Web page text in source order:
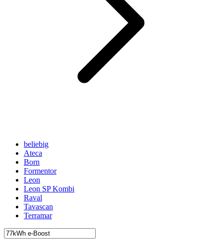
beliebig
Ateca
Born
Formentor
Leon
Leon SP Kombi
Raval
Tavascan
Terramar